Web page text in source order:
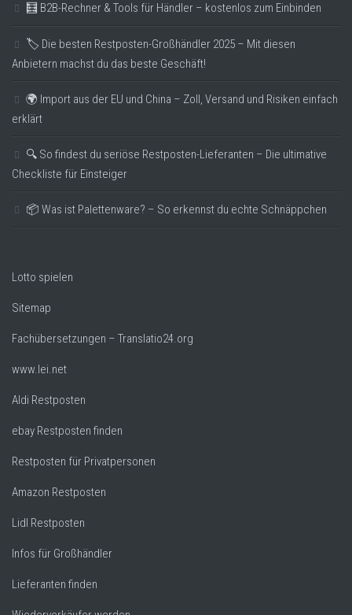
🧮 B2B-Rechner & Tools für Händler – kostenlos zum Einbinden
🏷️ Die besten Restposten-Großhändler 2025 – Mit diesen
Anbietern machst du das beste Geschäft!
🌍 Import aus der EU und China – Zoll, Versand und Risiken einfach
erklärt
🔍 So findest du seriöse Restposten-Lieferanten – Die ultimative
Checkliste für Einsteiger
📦 Was ist Palettenware? – So erkennst du echte Schnäppchen
Lotto spielen
Sitemap
Fachübersetzungen – Translatio24.org
www.lei.net
Aldi Restposten
ebay Restposten finden
Restposten für Privatpersonen
Amazon Restposten
Lidl Restposten
Infos für Großhändler
Lieferanten finden